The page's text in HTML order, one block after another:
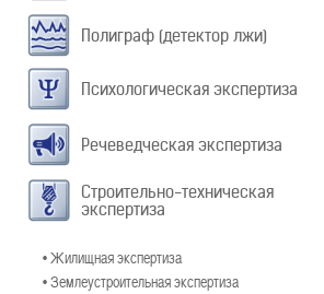
Полиграф (детектор лжи)
Психологическая экспертиза
Речеведческая экспертиза
Строительно-техническая
экспертиза
• Жилищная экспертиза
• Землеустроительная экспертиза